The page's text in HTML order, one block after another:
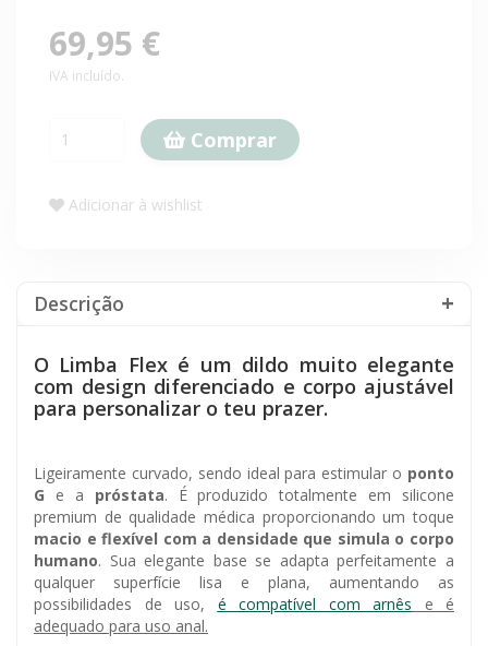
69,95 €
IVA incluído.
Comprar
Adicionar à wishlist
Descrição
O Limba Flex é um dildo muito elegante
com design diferenciado e corpo ajustável
para personalizar o teu prazer.
Ligeiramente curvado, sendo ideal para estimular o ponto
G e a próstata. É produzido totalmente em silicone
premium de qualidade médica proporcionando um toque
macio e flexível com a densidade que simula o corpo
humano. Sua elegante base se adapta perfeitamente a
qualquer superfície lisa e plana, aumentando as
possibilidades de uso, é compatível com arnês e é
adequado para uso anal.